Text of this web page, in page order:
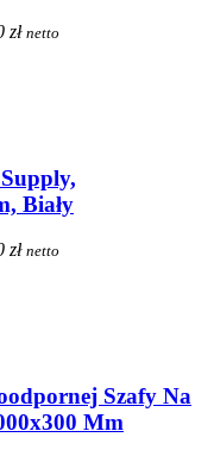
zł netto
Biały
zł netto
Szafy Na
Mm